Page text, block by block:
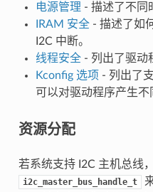
电源管理 - 描述了不同
IRAM 安全- 描述了如
I2C 中断。
线程安全- 列出了驱动
Kconfig 选项 - 列出了
可以对驱动程序产生不
资源分配
若系统支持 I2C 主机总线
i2c_master_bus_handle_t